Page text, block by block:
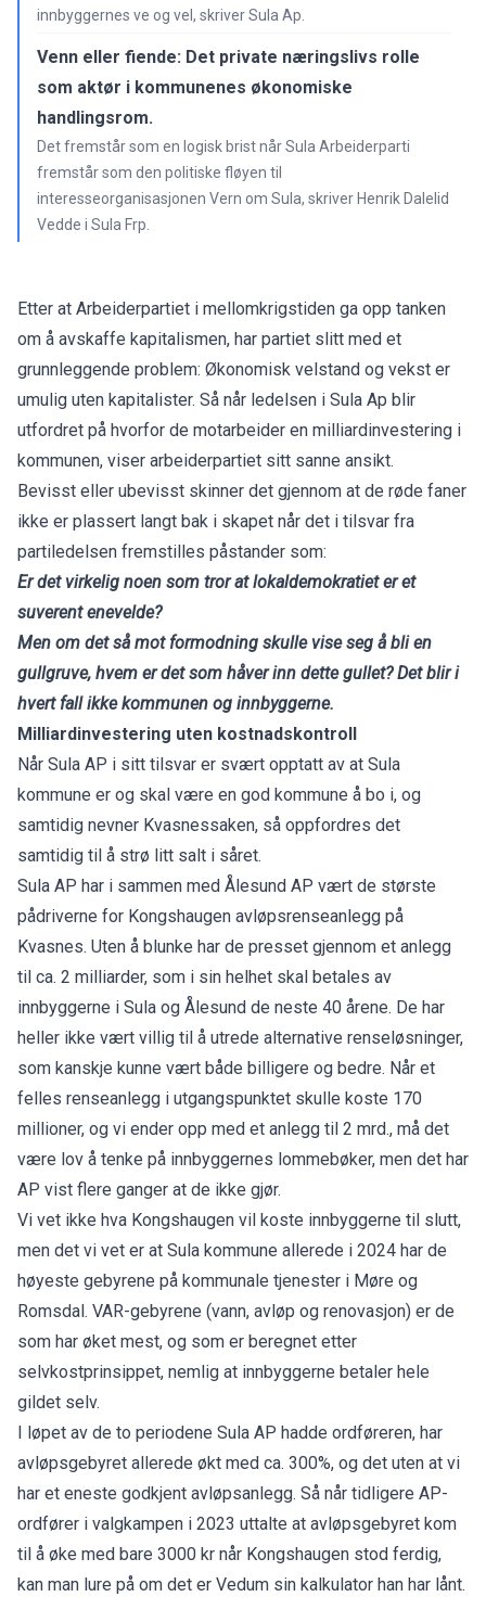
innbyggernes ve og vel, skriver Sula Ap.
Venn eller fiende: Det private næringslivs rolle
som aktør i kommunenes økonomiske
handlingsrom.
Det fremstår som en logisk brist når Sula Arbeiderparti
fremstår som den politiske fløyen til
interesseorganisasjonen Vern om Sula, skriver Henrik Dalelid
Vedde i Sula Frp.
Etter at Arbeiderpartiet i mellomkrigstiden ga opp tanken
om å avskaffe kapitalismen, har partiet slitt med et
grunnleggende problem: Økonomisk velstand og vekst er
umulig uten kapitalister. Så når ledelsen i Sula Ap blir
utfordret på hvorfor de motarbeider en milliardinvestering i
kommunen, viser arbeiderpartiet sitt sanne ansikt.
Bevisst eller ubevisst skinner det gjennom at de røde faner
ikke er plassert langt bak i skapet når det i tilsvar fra
partiledelsen fremstilles påstander som:
Er det virkelig noen som tror at lokaldemokratiet er et
suverent enevelde?
Men om det så mot formodning skulle vise seg å bli en
gullgruve, hvem er det som håver inn dette gullet? Det blir i
hvert fall ikke kommunen og innbyggerne.
Milliardinvestering uten kostnadskontroll
Når Sula AP i sitt tilsvar er svært opptatt av at Sula
kommune er og skal være en god kommune å bo i, og
samtidig nevner Kvasnessaken, så oppfordres det
samtidig til å strø litt salt i såret.
Sula AP har i sammen med Ålesund AP vært de største
pådriverne for Kongshaugen avløpsrenseanlegg på
Kvasnes. Uten å blunke har de presset gjennom et anlegg
til ca. 2 milliarder, som i sin helhet skal betales av
innbyggerne i Sula og Ålesund de neste 40 årene. De har
heller ikke vært villig til å utrede alternative renseløsninger,
som kanskje kunne vært både billigere og bedre. Når et
felles renseanlegg i utgangspunktet skulle koste 170
millioner, og vi ender opp med et anlegg til 2 mrd., må det
være lov å tenke på innbyggernes lommebøker, men det har
AP vist flere ganger at de ikke gjør.
Vi vet ikke hva Kongshaugen vil koste innbyggerne til slutt,
men det vi vet er at Sula kommune allerede i 2024 har de
høyeste gebyrene på kommunale tjenester i Møre og
Romsdal. VAR-gebyrene (vann, avløp og renovasjon) er de
som har øket mest, og som er beregnet etter
selvkostprinsippet, nemlig at innbyggerne betaler hele
gildet selv.
I løpet av de to periodene Sula AP hadde ordføreren, har
avløpsgebyret allerede økt med ca. 300%, og det uten at vi
har et eneste godkjent avløpsanlegg. Så når tidligere AP-
ordfører i valgkampen i 2023 uttalte at avløpsgebyret kom
til å øke med bare 3000 kr når Kongshaugen stod ferdig,
kan man lure på om det er Vedum sin kalkulator han har lånt.